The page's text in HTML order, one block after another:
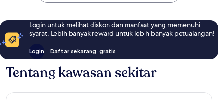
Login untuk melihat diskon dan manfaat yang memenuhi
syarat. Lebih banyak reward untuk lebih banyak petualangan!
Login Daftar sekarang, gratis
Tentang kawasan sekitar